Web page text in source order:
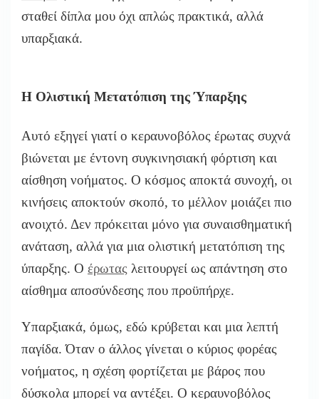
σταθεί δίπλα μου όχι απλώς πρακτικά, αλλά
υπαρξιακά.
Η Ολιστική Μετατόπιση της Ύπαρξης
Αυτό εξηγεί γιατί ο κεραυνοβόλος έρωτας συχνά
βιώνεται με έντονη συγκινησιακή φόρτιση και
αίσθηση νοήματος. Ο κόσμος αποκτά συνοχή, οι
κινήσεις αποκτούν σκοπό, το μέλλον μοιάζει πιο
ανοιχτό. Δεν πρόκειται μόνο για συναισθηματική
ανάταση, αλλά για μια ολιστική μετατόπιση της
ύπαρξης. Ο έρωτας λειτουργεί ως απάντηση στο
αίσθημα αποσύνδεσης που προϋπήρχε.
Υπαρξιακά, όμως, εδώ κρύβεται και μια λεπτή
παγίδα. Όταν ο άλλος γίνεται ο κύριος φορέας
νοήματος, η σχέση φορτίζεται με βάρος που
δύσκολα μπορεί να αντέξει. Ο κεραυνοβόλος